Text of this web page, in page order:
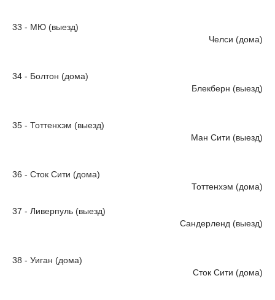
33 - МЮ (выезд)
Челси (дома)
34 - Болтон (дома)
Блекберн (выезд)
35 - Тоттенхэм (выезд)
Ман Сити (выезд)
36 - Сток Сити (дома)
Тоттенхэм (дома)
37 - Ливерпуль (выезд)
Сандерленд (выезд)
38 - Уиган (дома)
Сток Сити (дома)